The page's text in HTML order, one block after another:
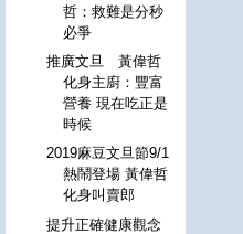
哲：救難是分秒
必爭
推廣文旦 黃偉哲
化身主廚：豐富
營養 現在吃正是
時候
2019麻豆文旦節9/1
熱鬧登場 黃偉哲
化身叫賣郎
提升正確健康觀念